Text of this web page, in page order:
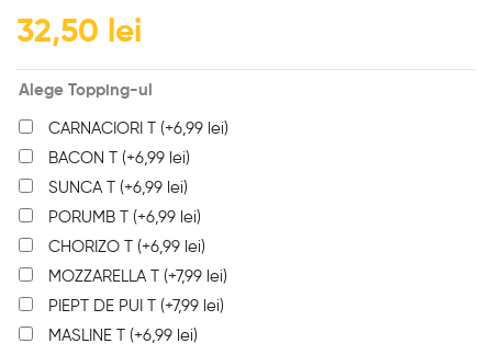
32,50 lei
Alege Topping-ul
CARNACIORI T (+6,99 lei)
BACON T (+6,99 lei)
SUNCA T (+6,99 lei)
PORUMB T (+6,99 lei)
CHORIZO T (+6,99 lei)
MOZZARELLA T (+7,99 lei)
PIEPT DE PUI T (+7,99 lei)
MASLINE T (+6,99 lei)